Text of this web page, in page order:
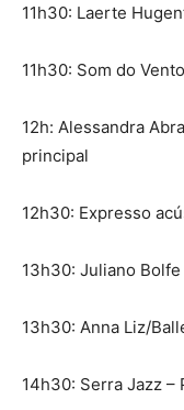
11h30: Laerte
11h30: Som do
12h: Alessandra
principal
12h30: Expresso
13h30: Juliano Bolfe
13h30: Anna Liz/
14h30: Serra Jazz –